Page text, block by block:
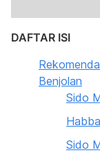
DAFTAR ISI
Benjolan
Sido
Sido